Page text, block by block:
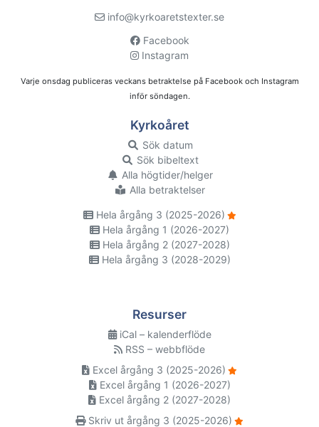
info@kyrkoaretstexter.se
Facebook
Instagram
Varje onsdag publiceras veckans betraktelse på Facebook och Instagram
inför söndagen.
Kyrkoåret
Sök datum
Sök bibeltext
Alla högtider/helger
Alla betraktelser
Hela årgång 3 (2025-2026)
Hela årgång 1 (2026-2027)
Hela årgång 2 (2027-2028)
Hela årgång 3 (2028-2029)
Resurser
iCal – kalenderflöde
RSS – webbflöde
Excel årgång 3 (2025-2026)
Excel årgång 1 (2026-2027)
Excel årgång 2 (2027-2028)
Skriv ut årgång 3 (2025-2026)